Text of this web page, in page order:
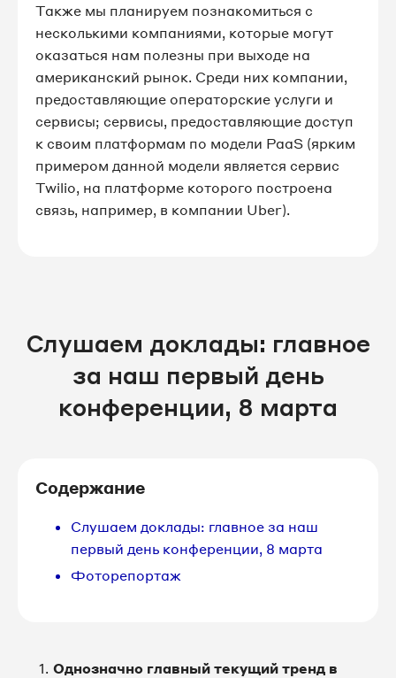
Также мы планируем познакомиться с
несколькими компаниями, которые могут
оказаться нам полезны при выходе на
американский рынок. Среди них компании,
предоставляющие операторские услуги и
сервисы; сервисы, предоставляющие доступ
к своим платформам по модели PaaS (ярким
примером данной модели является сервис
Twilio, на платформе которого построена
связь, например, в компании Uber).
Слушаем доклады: главное
за наш первый день
конференции, 8 марта
Содержание
Слушаем доклады: главное за наш
первый день конференции, 8 марта
Фоторепортаж
Однозначно главный текущий тренд в